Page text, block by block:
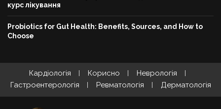
курс лікування
Probiotics for Gut Health: Benefits, Sources, and How to
Choose
Кардіологія Корисно
Неврологія
Гастроентерологія
Ревматологія Дерматологія